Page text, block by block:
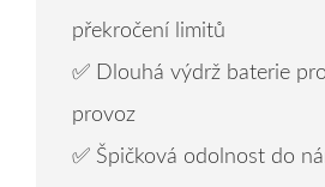
překročení limitů
✅ Dlouhá výdrž baterie
provoz
✅ Špičková odolnost do